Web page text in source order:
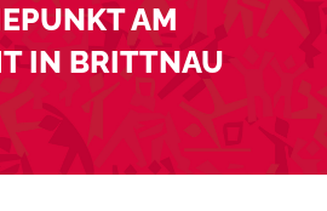
AM
IN BRITTNAU